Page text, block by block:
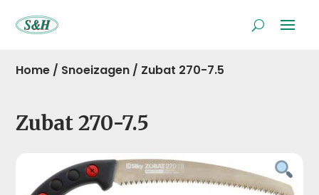
Home / Snoeizagen / Zubat 270-7.5
Zubat 270-7.5